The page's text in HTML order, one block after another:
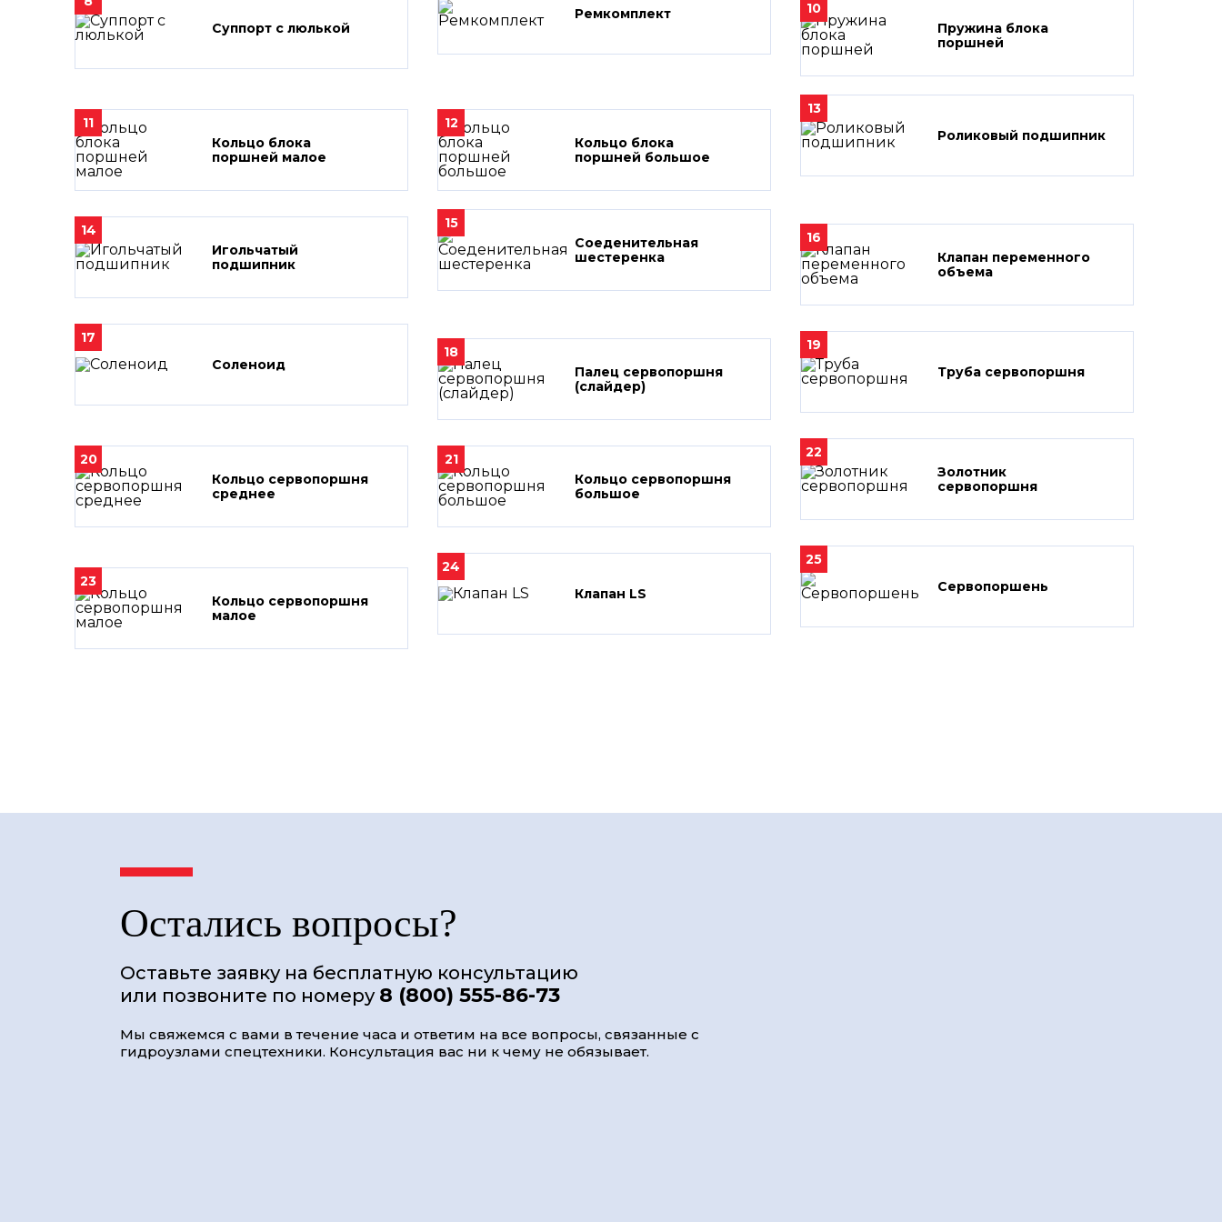
Суппорт с люлькой
Ремкомплект
10
Пружина блока
поршней
11
Кольцо блока
поршней малое
12
Кольцо блока
поршней большое
13
Роликовый подшипник
14
Игольчатый
подшипник
15
Соеденительная
шестеренка
16
Клапан переменного
объема
17
Соленоид
18
Палец сервопоршня
(слайдер)
19
Труба сервопоршня
20
Кольцо сервопоршня
среднее
21
Кольцо сервопоршня
большое
22
Золотник
сервопоршня
23
Кольцо сервопоршня
малое
24
Клапан LS
25
Сервопоршень
Остались вопросы?
Оставьте заявку на бесплатную консультацию
или позвоните по номеру 8 (800) 555-86-73
Мы свяжемся с вами в течение часа и ответим на все вопросы, связанные с
гидроузлами спецтехники. Консультация вас ни к чему не обязывает.